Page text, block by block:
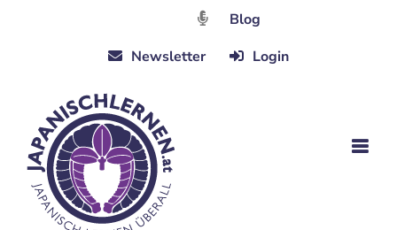
Blog
Newsletter
Login